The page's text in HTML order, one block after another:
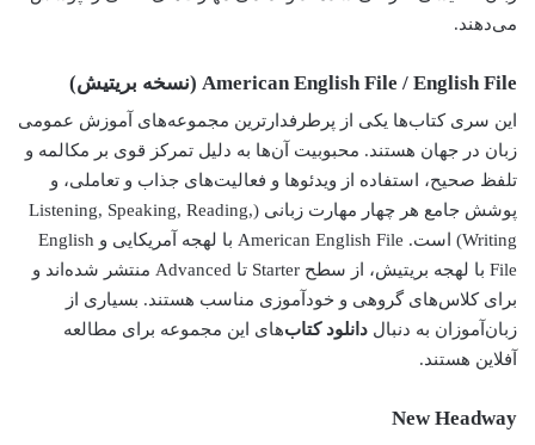
می‌دهند.
American English File / English File (نسخه بریتیش)
این سری کتاب‌ها یکی از پرطرفدارترین مجموعه‌های آموزش عمومی
زبان در جهان هستند. محبوبیت آن‌ها به دلیل تمرکز قوی بر مکالمه و
تلفظ صحیح، استفاده از ویدئوها و فعالیت‌های جذاب و تعاملی، و
پوشش جامع هر چهار مهارت زبانی (Listening, Speaking, Reading,
Writing) است. American English File با لهجه آمریکایی و English
File با لهجه بریتیش، از سطح Starter تا Advanced منتشر شده‌اند و
برای کلاس‌های گروهی و خودآموزی مناسب هستند. بسیاری از
زبان‌آموزان به دنبال دانلود کتاب‌های این مجموعه برای مطالعه
آفلاین هستند.
New Headway